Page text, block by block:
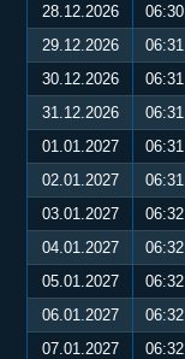
28.12.2026
06:30
29.12.2026
06:31
30.12.2026
06:31
31.12.2026
06:31
01.01.2027
06:31
02.01.2027
06:31
03.01.2027
06:32
04.01.2027
06:32
05.01.2027
06:32
06.01.2027
06:32
07.01.2027
06:32